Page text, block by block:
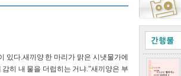
있다.새끼양 한 마리가 맑은 시냇물가에
히 내 물을 더럽히는 거냐.”새끼양은 부